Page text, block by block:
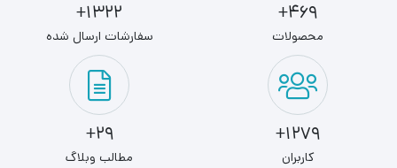
محتوای گوشی، تبلت و لپ‌تاپ بروی تلویزیون را فراهم می‌کند. حتی
می‌توان هنگام پخش محتوا ویدئویی به تماس‌های تلفنی پاسخ داد،
صوتی Dolby Atmos و DTS:X پشتیبانی می‌کند و باعث می‌شود صدا
پخش شده با کیفیت بالا به گوش برسد.
469+
محصولات
1322+
سفارشات ارسال شده
1279+
کاربران
29+
مطالب وبلاگ